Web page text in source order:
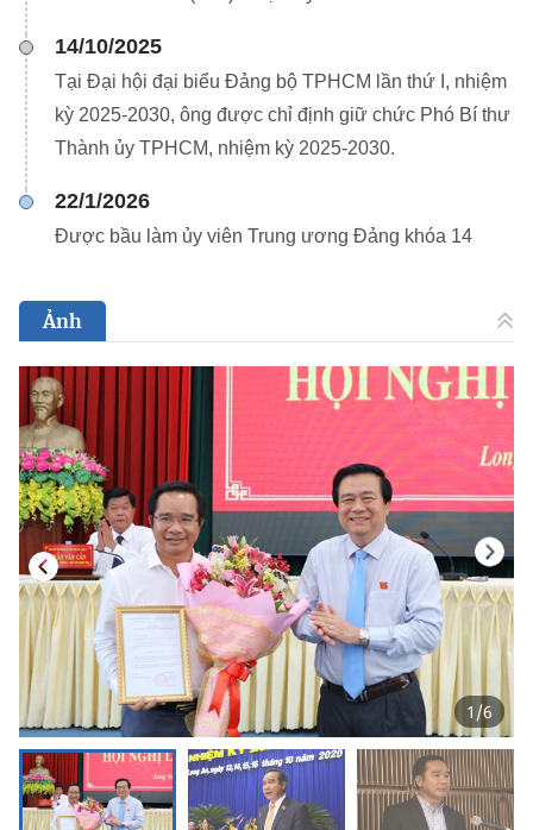
14/10/2025
Tại Đại hội đại biểu Đảng bộ TPHCM lần thứ I, nhiệm
kỳ 2025-2030, ông được chỉ định giữ chức Phó Bí thư
Thành ủy TPHCM, nhiệm kỳ 2025-2030.
22/1/2026
Được bầu làm ủy viên Trung ương Đảng khóa 14
Ảnh
1 /6